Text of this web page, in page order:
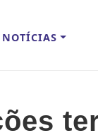
NOTÍCIAS